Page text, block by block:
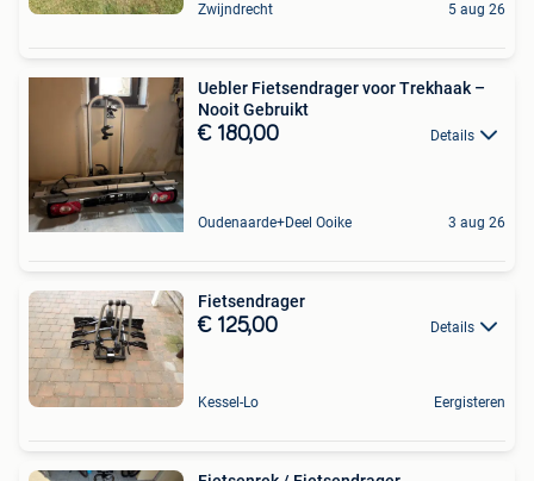
Zwijndrecht 5 aug 26
Uebler Fietsendrager voor Trekhaak –
Nooit Gebruikt
€ 180,00 Details
Oudenaarde+Deel Ooike 3 aug 26
Fietsendrager
€ 125,00 Details
Kessel-Lo Eergisteren